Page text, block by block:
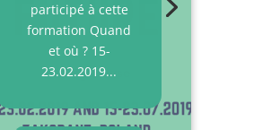
participé à cette
formation Quand
et où ? 15-
23.02.2019...